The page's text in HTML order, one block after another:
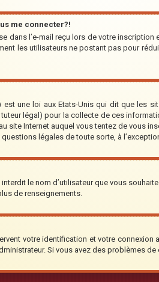
me connecter?!
dans l’e-mail reçu lors de votre
les utilisateurs ne postant pas pour
une loi aux Etats-Unis qui dit que les
légal) pour la collecte de ces
site Internet auquel vous tentez de vous
légales de toute sorte, à
le nom d’utilisateur que vous
de renseignements.
votre identification et votre
Si vous avez des problèmes